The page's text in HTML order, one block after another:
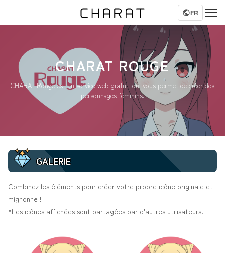
FR
CHARAT ROUGE
CHARAT Rouge est un service web gratuit qui vous permet de créer des
personnages féminins.
GALERIE
Combinez les éléments pour créer votre propre icône originale et
mignonne !
*Les icônes affichées sont partagées par d'autres utilisateurs.